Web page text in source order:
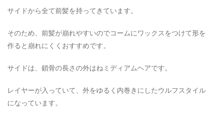
サイドから全て前髪を持ってきています。
そのため、前髪が崩れやすいのでコームにワックスをつけて形を
作ると崩れにくくおすすめです。
サイドは、鎖骨の長さの外はねミディアムヘアです。
レイヤーが入っていて、外をゆるく内巻きにしたウルフスタイル
になっています。